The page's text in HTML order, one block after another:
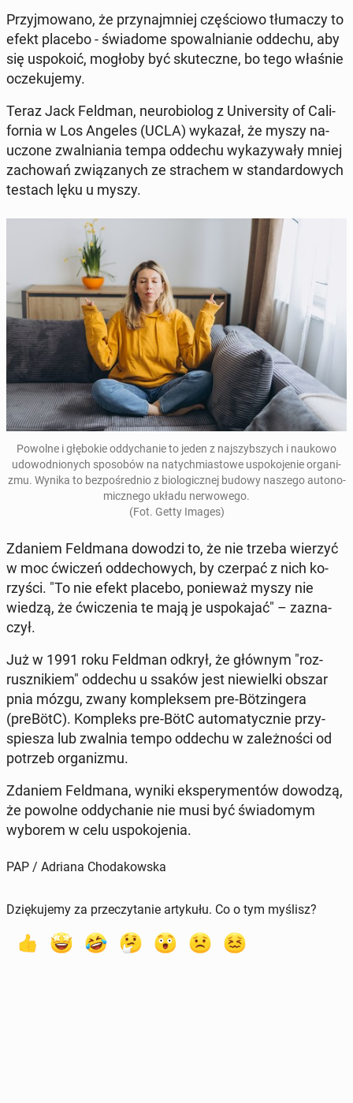
Przyj­mo­wa­no, że przy­naj­mniej czę­ścio­wo tłu­ma­czy to
efekt placebo - świa­do­me spo­wal­nia­nie oddechu, aby
się uspo­ko­ić, mogłoby być sku­tecz­ne, bo tego właśnie
ocze­ku­je­my.
Teraz Jack Feldman, neu­ro­bio­log z Uni­ver­si­ty of Ca­li­
for­nia w Los Angeles (UCLA) wykazał, że myszy na­
uczo­ne zwal­nia­nia tempa oddechu wy­ka­zy­wa­ły mniej
za­cho­wań zwią­za­nych ze stra­chem w stan­dar­do­wych
testach lęku u myszy.
Powolne i głę­bo­kie od­dy­cha­nie to jeden z naj­szyb­szych i naukowo
udo­wod­nio­nych spo­so­bów na na­tych­mia­sto­we uspo­ko­je­nie or­ga­ni­
zmu. Wynika to bez­po­śred­nio z bio­lo­gicz­nej budowy naszego au­to­no­
micz­ne­go układu ner­wo­we­go.
(Fot. Getty Images)
Zdaniem Feld­ma­na dowodzi to, że nie trzeba wierzyć
w moc ćwiczeń od­de­cho­wych, by czerpać z nich ko­
rzy­ści. "To nie efekt placebo, po­nie­waż myszy nie
wiedzą, że ćwi­cze­nia te mają je uspo­ka­jać" – za­zna­
czył.
Już w 1991 roku Feldman odkrył, że głównym "roz­
rusz­ni­kiem" oddechu u ssaków jest nie­wiel­ki obszar
pnia mózgu, zwany kom­plek­sem pre-Böt­zin­ge­ra
(preBötC). Kom­pleks pre-BötC au­to­ma­tycz­nie przy­
spie­sza lub zwalnia tempo oddechu w za­leż­no­ści od
potrzeb or­ga­ni­zmu.
Zdaniem Feld­ma­na, wyniki eks­pe­ry­men­tów dowodzą,
że powolne od­dy­cha­nie nie musi być świa­do­mym
wyborem w celu uspo­ko­je­nia.
PAP / Adriana Chodakowska
Dziękujemy za przeczytanie artykułu. Co o tym myślisz?